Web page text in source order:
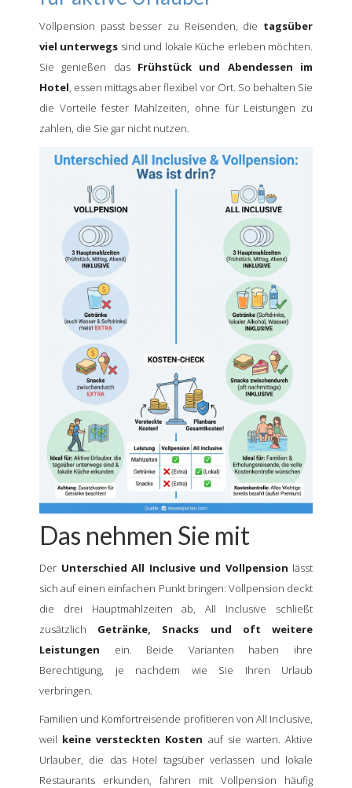
Vollpension passt besser zu Reisenden, die tagsüber
viel unterwegs sind und lokale Küche erleben möchten.
Sie genießen das Frühstück und Abendessen im
Hotel, essen mittags aber flexibel vor Ort. So behalten Sie
die Vorteile fester Mahlzeiten, ohne für Leistungen zu
zahlen, die Sie gar nicht nutzen.
Das nehmen Sie mit
Der Unterschied All Inclusive und Vollpension lässt
sich auf einen einfachen Punkt bringen: Vollpension deckt
die drei Hauptmahlzeiten ab, All Inclusive schließt
zusätzlich Getränke, Snacks und oft weitere
Leistungen ein. Beide Varianten haben ihre
Berechtigung, je nachdem wie Sie Ihren Urlaub
verbringen.
Familien und Komfortreisende profitieren von All Inclusive,
weil keine versteckten Kosten auf sie warten. Aktive
Urlauber, die das Hotel tagsüber verlassen und lokale
Restaurants erkunden, fahren mit Vollpension häufig